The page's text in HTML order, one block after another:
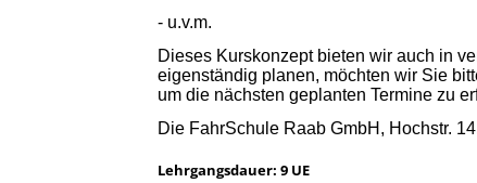
- u.v.m.
Dieses Kurskonzept bieten wir auch in
eigenständig planen, möchten wir Sie
um die nächsten geplanten Termine zu
Die FahrSchule Raab GmbH, Hochstr.
Lehrgangsdauer: 9 UE